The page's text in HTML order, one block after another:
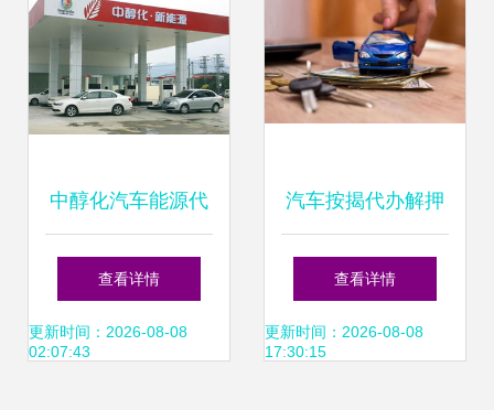
中醇化汽车能源代
理合作与汽车按揭
代办服务指南
查看详情
更新时间：2026-08-08
02:07:43
汽车按揭代办解押
手续费300元合理
吗？解答与应对策
查看详情
更新时间：2026-08-08
17:30:15